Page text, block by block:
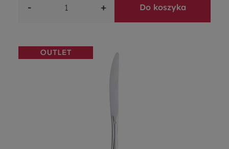
- + Do koszyka